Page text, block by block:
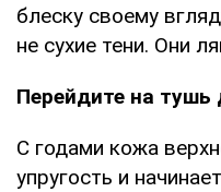
блеску своему
не сухие тени. Они
Перейдите на
С годами кожа
упругость и